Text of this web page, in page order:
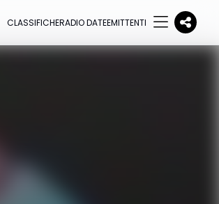
CLASSIFICHERADIO DATEEMITTENTI